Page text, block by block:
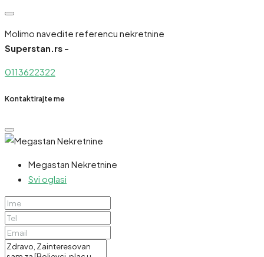
Molimo navedite referencu nekretnine
Superstan.rs -
0113622322
Kontaktirajte me
Megastan Nekretnine
Svi oglasi